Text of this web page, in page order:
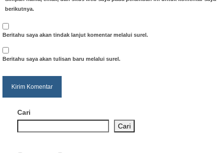
berikutnya.
Beritahu saya akan tindak lanjut komentar melalui surel.
Beritahu saya akan tulisan baru melalui surel.
Cari
Cari